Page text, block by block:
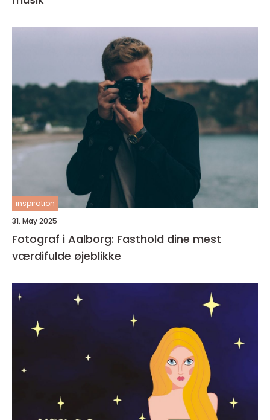
inspiration
31. May 2025
Fotograf i Aalborg: Fasthold dine mest
værdifulde øjeblikke